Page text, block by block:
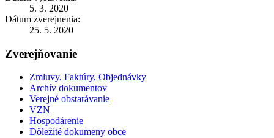
5. 3. 2020
Dátum zverejnenia:
25. 5. 2020
Zverejňovanie
Zmluvy, Faktúry, Objednávky
Archív dokumentov
Verejné obstarávanie
VZN
Hospodárenie
Dôležité dokumeny obce